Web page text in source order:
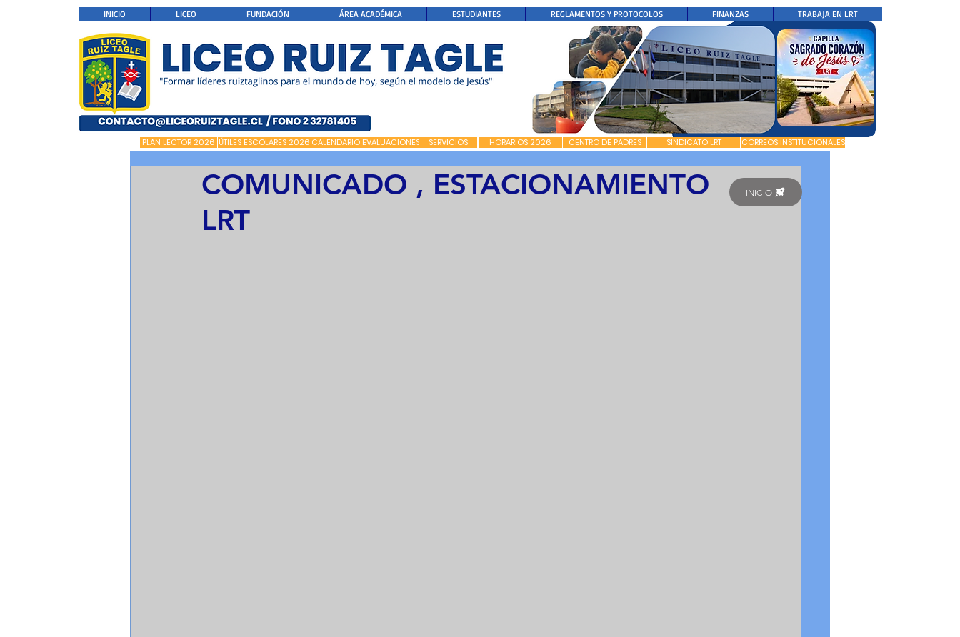
INICIO LICEO FUNDACIÓN ÁREA ACADÉMICA ESTUDIANTES REGLAMENTOS Y PROTOCOLOS FINANZAS TRABAJA EN LRT
PLAN LECTOR 2026 ÚTILES ESCOLARES 2026 CALENDARIO EVALUACIONES SERVICIOS HORARIOS 2026 CENTRO DE PADRES SINDICATO LRT CORREOS INSTITUCIONALES
COMUNICADO , ESTACIONAMIENTO
LRT
INICIO